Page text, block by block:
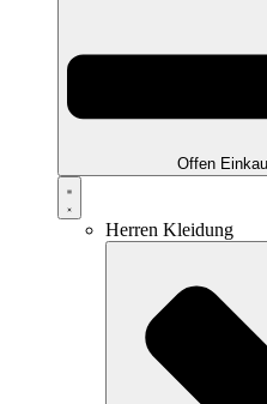
Offen
Herren Kleidung